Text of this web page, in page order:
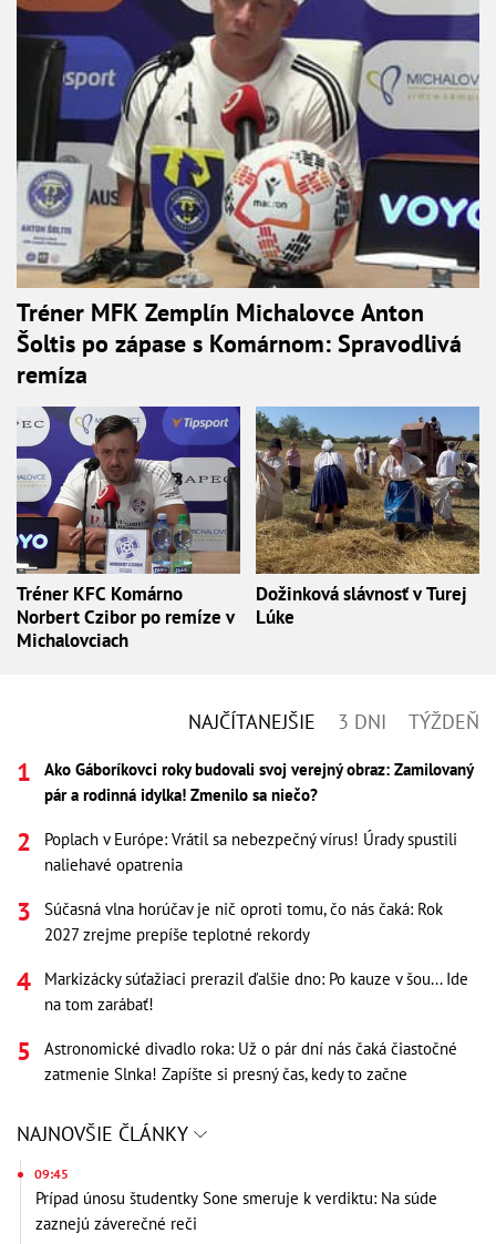
Tréner MFK Zemplín Michalovce Anton
Šoltis po zápase s Komárnom: Spravodlivá
remíza
Tréner KFC Komárno
Norbert Czibor po remíze v
Michalovciach
Dožinková slávnosť v Turej
Lúke
NAJČÍTANEJŠIE 3 DNI TÝŽDEŇ
Ako Gáboríkovci roky budovali svoj verejný obraz: Zamilovaný
pár a rodinná idylka! Zmenilo sa niečo?
Poplach v Európe: Vrátil sa nebezpečný vírus! Úrady spustili
naliehavé opatrenia
Súčasná vlna horúčav je nič oproti tomu, čo nás čaká: Rok
2027 zrejme prepíše teplotné rekordy
Markizácky súťažiaci prerazil ďalšie dno: Po kauze v šou... Ide
na tom zarábať!
Astronomické divadlo roka: Už o pár dní nás čaká čiastočné
zatmenie Slnka! Zapíšte si presný čas, kedy to začne
NAJNOVŠIE ČLÁNKY
09:45
Prípad únosu študentky Sone smeruje k verdiktu: Na súde
zaznejú záverečné reči